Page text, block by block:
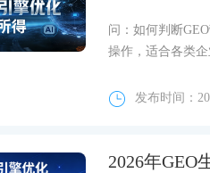
问：如何判断
操作，适合各类
发布时间：
2026年GEO